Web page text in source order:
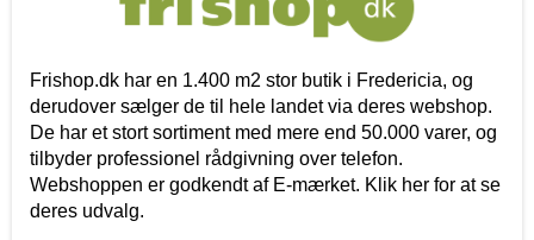
Frishop.dk har en 1.400 m2 stor butik i Fredericia, og
derudover sælger de til hele landet via deres webshop.
De har et stort sortiment med mere end 50.000 varer, og
tilbyder professionel rådgivning over telefon.
Webshoppen er godkendt af E-mærket. Klik her for at se
deres udvalg.